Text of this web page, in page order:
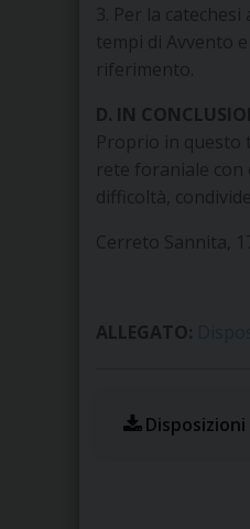
3. Per la
tempi di Avvento
riferimento.
D. IN
Proprio in questo
rete foraniale con
difficoltà,
Cerreto Sannita,
ALLEGATO: